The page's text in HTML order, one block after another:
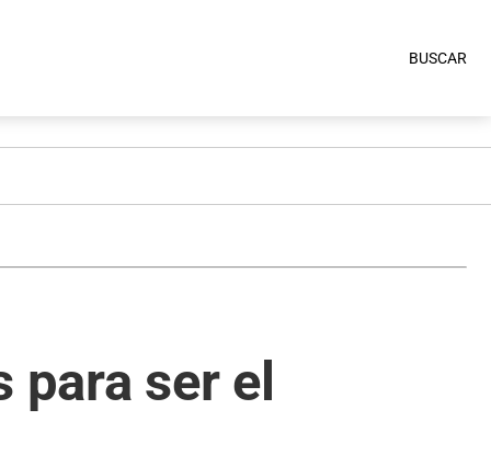
BUSCAR
ser el